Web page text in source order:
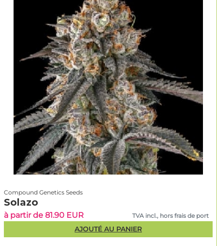
Compound Genetics Seeds
Solazo
à partir de 81.90 EUR TVA incl., hors frais de port
AJOUTÉ AU PANIER